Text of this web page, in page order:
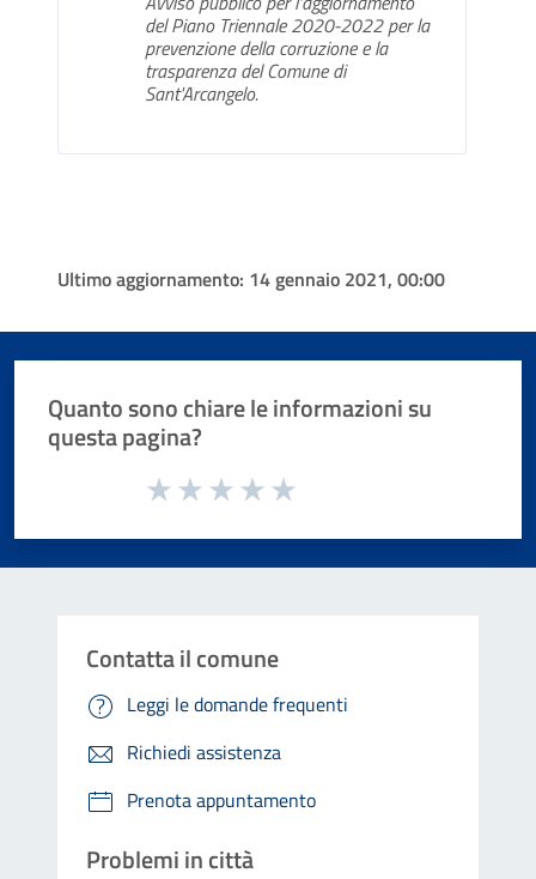
del Piano Triennale 2020-2022 per la
prevenzione della corruzione e la
trasparenza del Comune di
Sant'Arcangelo.
Ultimo aggiornamento: 14 gennaio 2021, 00:00
Quanto sono chiare le informazioni su
questa pagina?
Valuta da 1 a 5 stelle la pagina
Contatta il comune
Leggi le domande frequenti
Richiedi assistenza
Prenota appuntamento
Problemi in città